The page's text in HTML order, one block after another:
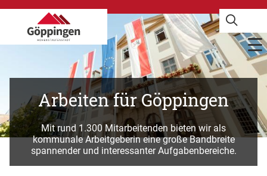
Arbeiten für Göppingen
Mit rund 1.300 Mitarbeitenden bieten wir als
kommunale Arbeitgeberin eine große Bandbreite
spannender und interessanter Aufgabenbereiche.